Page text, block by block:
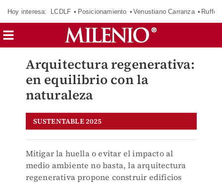
Hoy interesa: LCDLF Posicionamiento Venustiano Carranza Ruffo
Arquitectura regenerativa:
en equilibrio con la
naturaleza
SUSTENTABLE 2025
Mitigar la huella o evitar el impacto al
medio ambiente no basta, la arquitectura
regenerativa propone construir edificios